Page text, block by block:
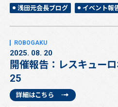
浅田元会長ブログ イベント報
2025. 08. 20
開催報告：レスキュー
25
詳細はこちら